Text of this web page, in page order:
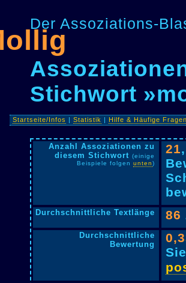
Der Assoziations-
Stichwort
Startseite/Infos |Statistik |Hilfe & Häufige
Anzahl Assoziationen zu
diesem Stichwort (einige
Beispiele folgen unten)
21
Durchschnittliche Textlänge 86
Durchschnittliche
Bewertung